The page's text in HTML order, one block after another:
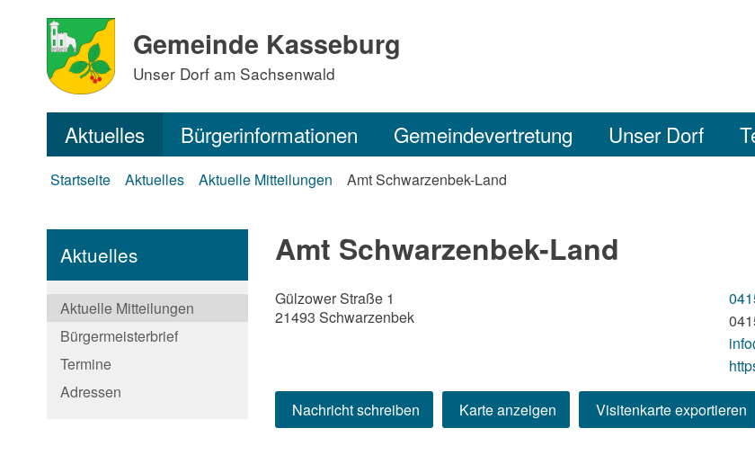
Gemeinde Kasseburg
Unser Dorf am Sachsenwald
Aktuelles Bürgerinformationen Gemeindevertretung Unser Dorf
Startseite Aktuelles Aktuelle Mitteilungen Amt Schwarzenbek-Land
Aktuelles
Aktuelle Mitteilungen
Bürgermeisterbrief
Termine
Adressen
Amt Schwarzenbek-Land
Gülzower Straße 1
21493 Schwarzenbek
Nachricht schreiben Karte anzeigen Visitenkarte exportieren